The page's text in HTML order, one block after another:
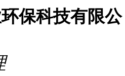
保科技有限公